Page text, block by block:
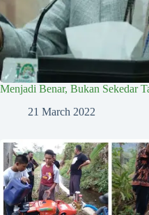
Menjadi Benar, Bukan Sekedar
21 March 2022